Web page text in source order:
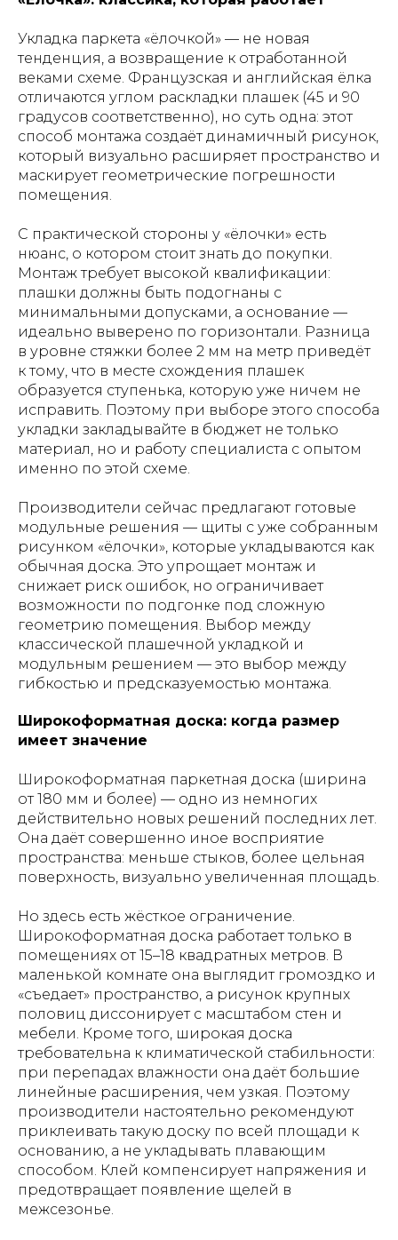
Укладка паркета «ёлочкой» — не новая
тенденция, а возвращение к отработанной
веками схеме. Французская и английская ёлка
отличаются углом раскладки плашек (45 и 90
градусов соответственно), но суть одна: этот
способ монтажа создаёт динамичный рисунок,
который визуально расширяет пространство и
маскирует геометрические погрешности
помещения.
С практической стороны у «ёлочки» есть
нюанс, о котором стоит знать до покупки.
Монтаж требует высокой квалификации:
плашки должны быть подогнаны с
минимальными допусками, а основание —
идеально выверено по горизонтали. Разница
в уровне стяжки более 2 мм на метр приведёт
к тому, что в месте схождения плашек
образуется ступенька, которую уже ничем не
исправить. Поэтому при выборе этого способа
укладки закладывайте в бюджет не только
материал, но и работу специалиста с опытом
именно по этой схеме.
Производители сейчас предлагают готовые
модульные решения — щиты с уже собранным
рисунком «ёлочки», которые укладываются как
обычная доска. Это упрощает монтаж и
снижает риск ошибок, но ограничивает
возможности по подгонке под сложную
геометрию помещения. Выбор между
классической плашечной укладкой и
модульным решением — это выбор между
гибкостью и предсказуемостью монтажа.
Широкоформатная доска: когда размер
имеет значение
Широкоформатная паркетная доска (ширина
от 180 мм и более) — одно из немногих
действительно новых решений последних лет.
Она даёт совершенно иное восприятие
пространства: меньше стыков, более цельная
поверхность, визуально увеличенная площадь.
Но здесь есть жёсткое ограничение.
Широкоформатная доска работает только в
помещениях от 15–18 квадратных метров. В
маленькой комнате она выглядит громоздко и
«съедает» пространство, а рисунок крупных
половиц диссонирует с масштабом стен и
мебели. Кроме того, широкая доска
требовательна к климатической стабильности:
при перепадах влажности она даёт большие
линейные расширения, чем узкая. Поэтому
производители настоятельно рекомендуют
приклеивать такую доску по всей площади к
основанию, а не укладывать плавающим
способом. Клей компенсирует напряжения и
предотвращает появление щелей в
межсезонье.